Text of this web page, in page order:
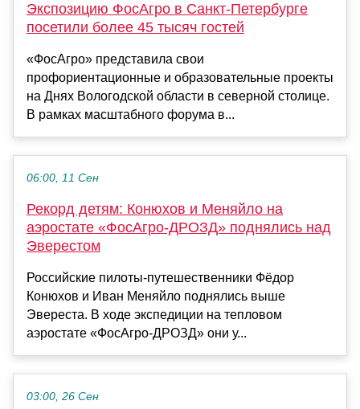
Экспозицию ФосАгро в Санкт-Петербурге
посетили более 45 тысяч гостей
«ФосАгро» представила свои
профориентационные и образовательные проекты
на Днях Вологодской области в северной столице.
В рамках масштабного форума в...
06:00, 11 Сен
Рекорд детям: Конюхов и Меняйло на
аэростате «ФосАгро-ДРОЗД» поднялись над
Эверестом
Российские пилоты-путешественники Фёдор
Конюхов и Иван Меняйло поднялись выше
Эвереста. В ходе экспедиции на тепловом
аэростате «ФосАгро-ДРОЗД» они у...
03:00, 26 Сен